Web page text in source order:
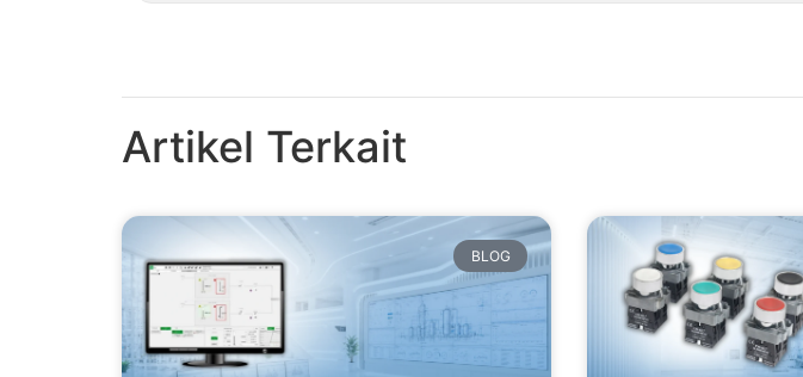
Artikel Terkait
BLOG